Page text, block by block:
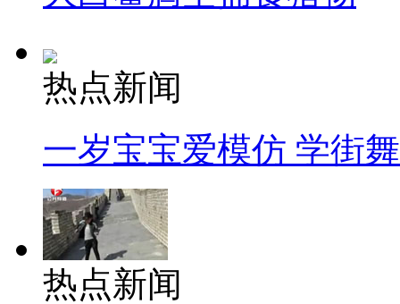
热点新闻
一岁宝宝爱模仿 学街
热点新闻